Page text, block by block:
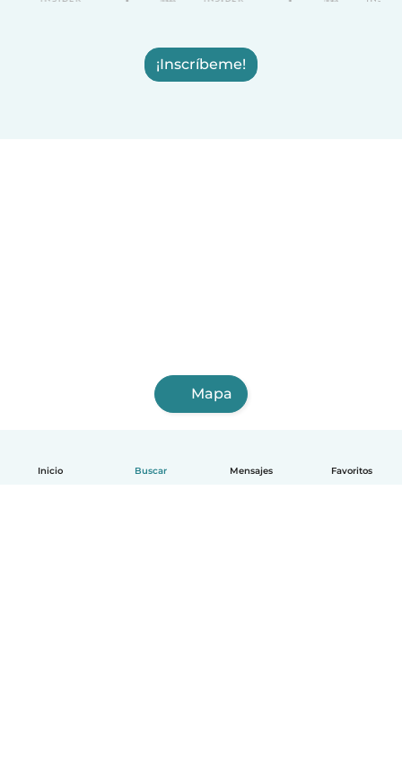
Inicio Buscar Mensajes Favoritos
¡Inscríbeme!
Mapa